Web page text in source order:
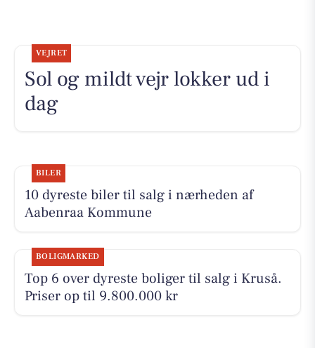
VEJRET
Sol og mildt vejr lokker ud i
dag
BILER
10 dyreste biler til salg i nærheden af
Aabenraa Kommune
BOLIGMARKED
Top 6 over dyreste boliger til salg i Kruså.
Priser op til 9.800.000 kr